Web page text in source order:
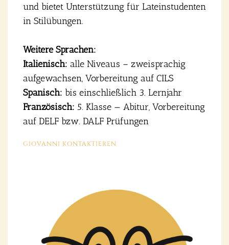
und bie­tet Unter­stüt­zung für Latein­stu­den­ten
in Stil­übun­gen.
Wei­te­re Spra­chen:
Ita­lie­nisch: alle Niveaus – zwei­spra­chig
auf­ge­wach­sen, Vor­be­rei­tung auf CILS
Spa­nisch: bis ein­schließ­lich 3. Lern­jahr
Fran­zö­sisch: 5. Klas­se — Abitur, Vor­be­rei­tung
auf DELF bzw. DALF Prü­fun­gen
GIO­VAN­NI KON­TAK­TIE­REN